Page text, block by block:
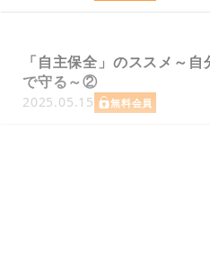
「自主保全」のススメ～
で守る～②
2025.05.15 無料会員